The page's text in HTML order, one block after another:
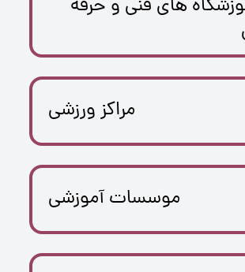
های فنی و حرفه
مراکز ورزشی
موسسات آموزشی